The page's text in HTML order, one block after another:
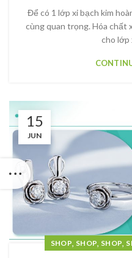
Để có 1 lớp xi bạch kim
cùng quan trọng. Hóa chất
cho lớp
15
JUN
SHOP, SHOP, SHOP,